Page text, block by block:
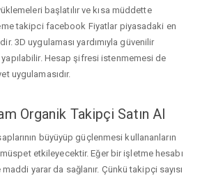
başlatılır ve kısa müddette
takipci facebook Fiyatlar piyasadaki en
3D uygulaması yardımıyla güvenilir
Hesap şifresi istenmemesi de
uygulamasıdır.
Organik Takipçi Satın Al
büyüyüp güçlenmesi kullananların
etkileyecektir. Eğer bir işletme hesabı
yarar da sağlanır. Çünkü takipçi sayısı